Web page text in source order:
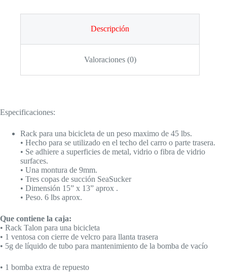
BICICLETA
Descripción
Valoraciones (0)
Especificaciones:
Rack para una bicicleta de un peso maximo de 45 lbs.
• Hecho para se utilizado en el techo del carro o parte trasera.
• Se adhiere a superficies de metal, vidrio o fibra de vidrio
surfaces.
• Una montura de 9mm.
• Tres copas de succión SeaSucker
• Dimensión 15” x 13” aprox .
• Peso. 6 lbs aprox.
Que contiene la caja:
• Rack Talon para una bicicleta
• 1 ventosa con cierre de velcro para llanta trasera
• 5g de líquido de tubo para mantenimiento de la bomba de vacío
• 1 bomba extra de repuesto